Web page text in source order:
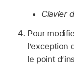
Clavier
Pour
l’exception
le point